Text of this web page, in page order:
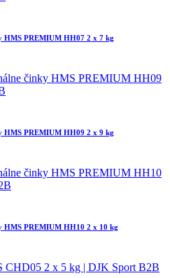
HMS PREMIUM HH07 2 x 7 kg
HMS PREMIUM HH09 2 x 9 kg
HMS PREMIUM HH10 2 x 10 kg